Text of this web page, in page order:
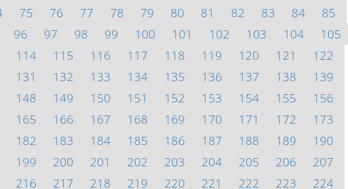
75 76 77 78 79 80 81 82 83 84
85
96 97 98 99 100 101 102 103 104
105
114 115 116 117 118 119 120 121
122
131 132 133 134 135 136 137 138
139
148 149 150 151 152 153 154 155
156
165 166 167 168 169 170 171 172
173
182 183 184 185 186 187 188 189
190
199 200 201 202 203 204 205 206
207
216 217 218 219 220 221 222 223 224